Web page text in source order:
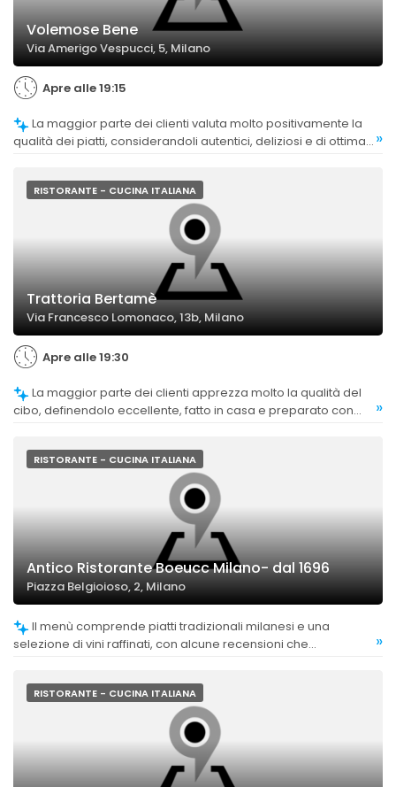
Volemose Bene
Via Amerigo Vespucci, 5, Milano
Apre alle 19:15
qualità dei piatti, considerandoli autentici, deliziosi e di ottima
»
RISTORANTE - CUCINA ITALIANA
Trattoria Bertamè
Via Francesco Lomonaco, 13b, Milano
Apre alle 19:30
cibo, definendolo eccellente, fatto in casa e preparato con
»
RISTORANTE - CUCINA ITALIANA
Antico Ristorante Boeucc Milano- dal 1696
Piazza Belgioioso, 2, Milano
selezione di vini raffinati, con alcune recensioni che
del menù.
»
RISTORANTE - CUCINA ITALIANA